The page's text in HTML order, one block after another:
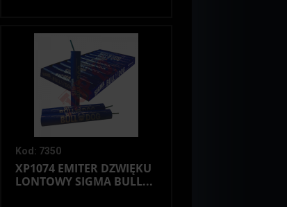
Kod: 7350
XP1074 EMITER DZWIĘKU
LONTOWY SIGMA BULL...